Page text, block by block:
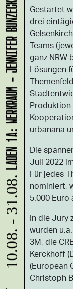
Gestartet
drei
Teams
ganz NRW
Lösungen
Produktion
urbanana
Die
Juli 2022
Für jedes
nominiert,
5.000 Euro
In die Jury
wurden
3M, die
Kerckhoff
(European
Christoph
10.08. - 31.08.
LADEN 1A: WERKRAUM - JENNIFER BUNZECK